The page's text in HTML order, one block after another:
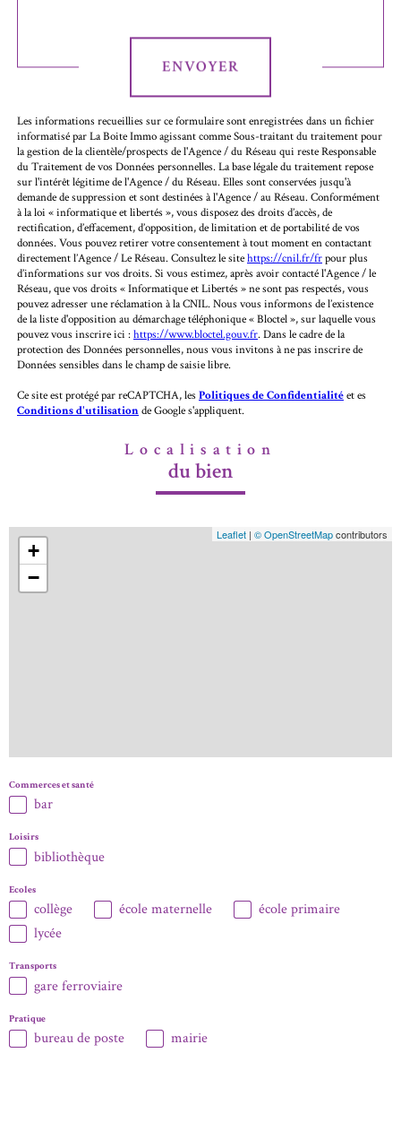
ENVOYER
Les informations recueillies sur ce formulaire sont enregistrées dans un fichier
informatisé par La Boite Immo agissant comme Sous-traitant du traitement pour
la gestion de la clientèle/prospects de l'Agence / du Réseau qui reste Responsable
du Traitement de vos Données personnelles. La base légale du traitement repose
sur l'intérêt légitime de l'Agence / du Réseau. Elles sont conservées jusqu'à
demande de suppression et sont destinées à l'Agence / au Réseau. Conformément
à la loi « informatique et libertés », vous disposez des droits d’accès, de
rectification, d’effacement, d’opposition, de limitation et de portabilité de vos
données. Vous pouvez retirer votre consentement à tout moment en contactant
directement l’Agence / Le Réseau. Consultez le sitehttps://cnil.fr/frpour plus
d’informations sur vos droits. Si vous estimez, après avoir contacté l'Agence / le
Réseau, que vos droits « Informatique et Libertés » ne sont pas respectés, vous
pouvez adresser une réclamation à la CNIL. Nous vous informons de l’existence
de la liste d'opposition au démarchage téléphonique « Bloctel », sur laquelle vous
pouvez vous inscrire ici :https://www.bloctel.gouv.fr. Dans le cadre de la
protection des Données personnelles, nous vous invitons à ne pas inscrire de
Données sensibles dans le champ de saisie libre.
Ce site est protégé par reCAPTCHA, lesPolitiques de Confidentialitéet es
Conditions d'utilisationde Google s'appliquent.
Localisation
du bien
+
−
Leaflet | © OpenStreetMapcontributors
Commerces et santé
bar
Loisirs
bibliothèque
Ecoles
collège école maternelle
école primaire
lycée
Transports
gare ferroviaire
Pratique
bureau de poste mairie